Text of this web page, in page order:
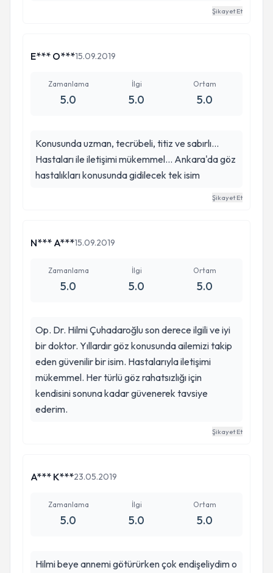
karşılaştığınız zaman Dr. Hilmi Çuhadaroğlu
Çuhadaroğlu ile tanıştıktan sonra benim için
gözlerine kendi gözü gibi bakan Dr. Hilmi
Çuhadaroğlu 'na büyük minnet ve saygılarımla
olduğu zaman şiddetle tavsiye ediyorum.
Şikayet Et
E*** O***15.09.2019
Zamanlama
5.0
İlgi
5.0
Ortam
5.0
Konusunda uzman, tecrübeli, titiz ve sabırlı...
Hastaları ile iletişimi mükemmel... Ankara'da göz
hastalıkları konusunda gidilecek tek isim
Şikayet Et
N*** A***15.09.2019
Zamanlama
5.0
İlgi
5.0
Ortam
5.0
Op. Dr. Hilmi Çuhadaroğlu son derece ilgili ve iyi
bir doktor. Yıllardır göz konusunda ailemizi takip
eden güvenilir bir isim. Hastalarıyla iletişimi
mükemmel. Her türlü göz rahatsızlığı için
kendisini sonuna kadar güvenerek tavsiye
ederim.
Şikayet Et
A*** K***23.05.2019
Zamanlama
5.0
İlgi
5.0
Ortam
5.0
Hilmi beye annemi götürürken çok endişeliydim o